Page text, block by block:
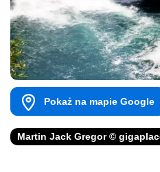
Pokaż na mapie Google
Martin Jack Gregor ©